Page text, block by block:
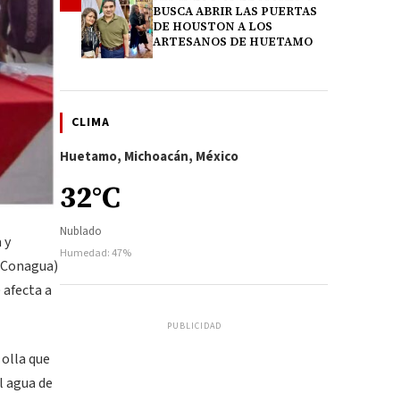
y
a
que
de
BUSCA ABRIR LAS PUERTAS
DE HOUSTON A LOS
ARTESANOS DE HUETAMO
CLIMA
Huetamo, Michoacán, México
32°C
Nublado
Humedad: 47%
PUBLICIDAD